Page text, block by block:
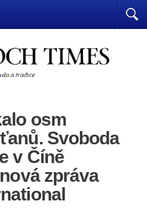
osm
Svoboda
v Číně
zpráva